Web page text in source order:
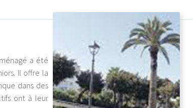
a été
Il offre la
dans des
ont à leur